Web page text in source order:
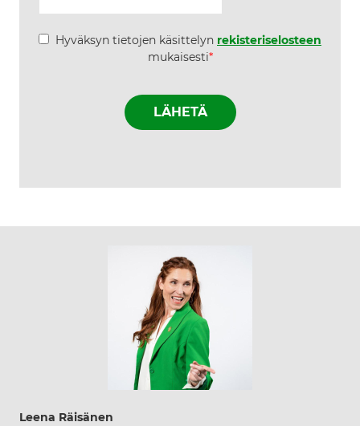
* Hyväksyn tietojen käsittelyn rekisteriselosteen
mukaisesti*
Leena Räisänen